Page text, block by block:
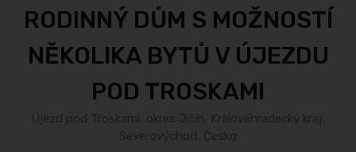
RODINNÝ DŮM S MOŽNOSTÍ
NĚKOLIKA BYTŮ V ÚJEZDU
POD TROSKAMI